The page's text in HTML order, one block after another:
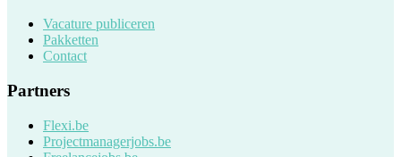
Vacature publiceren
Pakketten
Contact
Partners
Flexi.be
Projectmanagerjobs.be